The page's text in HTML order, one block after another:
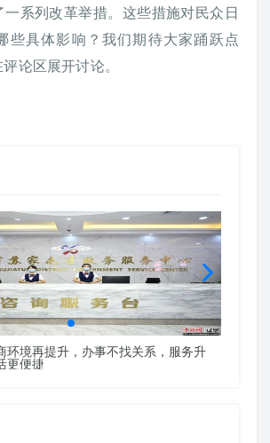
系列改革举措。这些措施对民众日
些具体影响？我们期待大家踊跃点
论区展开讨论。
环境再提升，办事不找关系，服务升
更便捷